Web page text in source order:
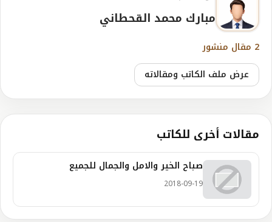
مبارك محمد القحطاني
2 مقال منشور
عرض ملف الكاتب ومقالاته
مقالات أخرى للكاتب
صباح الخير والامل والجمال للجميع
2018-09-19